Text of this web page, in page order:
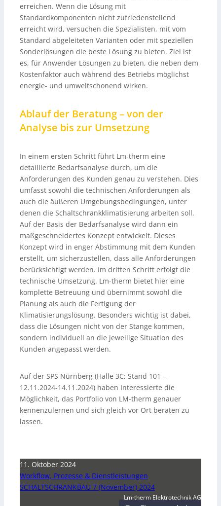
erreichen. Wenn die Lösung mit
Standardkomponenten nicht zufriedenstellend
erreicht wird, versuchen die Spezialisten, mit vom
Standard abgeleiteten Varianten oder mit speziellen
Sonderlösungen die beste Lösung zu bieten. Ziel ist
es, für Anwender Lösungen zu bieten, die neben dem
Kostenfaktor auch während des Betriebs möglichst
energie- und umweltschonend wirken.
Ablauf der Beratung – von der
Analyse bis zur Umsetzung
In einem ersten Schritt führt Lm-therm eine
detaillierte Bedarfsanalyse durch, um die
Anforderungen des Kunden genau zu verstehen. Dies
umfasst sowohl die technischen Anforderungen als
auch die äußeren Umgebungsbedingungen, unter
denen die Schaltschrankklimatisierung arbeiten soll.
Auf der Basis der Bedarfsanalyse wird dann ein
maßgeschneidertes Konzept entwickelt. Dieses
Konzept wird in enger Abstimmung mit dem Kunden
erstellt, um sicherzustellen, dass alle Anforderungen
berücksichtigt werden. Im dritten Schritt erfolgt die
technische Umsetzung. Lm-therm bietet hier eine
komplette Betreuung und übernimmt sowohl die
Planung als auch die Fertigung der
Klimatisierungslösung. Besonders wichtig ist dabei,
dass die Lösungen nicht von der Stange kommen,
sondern individuell an die jeweilige Situation des
Kunden angepasst werden.
Auf der SPS Nürnberg (Halle 3C; Stand 101 –
12.11.2024-14.11.2024) haben Interessierte die
Möglichkeit, das Portfolio von LM-therm genauer
kennenzulernen und sich gleich vor Ort beraten zu
lassen.
11. Oktober 2024
Workflow, Prozesse & Dienstleistungen
SCHALTSCHRANKBAU 7 (November) 2024
Lm-therm Elektrotechnik AG